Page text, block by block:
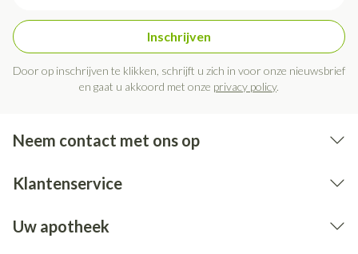
Inschrijven
Door op inschrijven te klikken, schrijft u zich in voor onze nieuwsbrief
en gaat u akkoord met onze privacy policy.
Neem contact met ons op
Klantenservice
Uw apotheek